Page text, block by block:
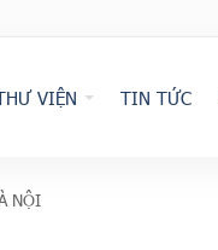
VIỆN TIN TỨC
NỘI